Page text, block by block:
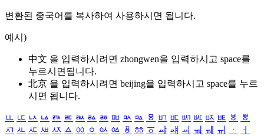
변환된 중국어를 복사하여 사용하시면 됩니다.
예시)
中文 을 입력하시려면 zhongwen을 입력하시고 space를
누르시면됩니다.
北京 을 입력하시려면 beijing을 입력하시고 space를 누르
시면 됩니다.
ㅥ ㅦ ㅧ ㅨ ㅩ ㅪ ㅫ ㅬ ㅭ ㅮ ㅯ ㅰ ㅱ ㅲ ㅳ ㅴ ㅵ ㅶ ㅷ ㅸ
ㅹ
ㅺ ㅻ ㅼ ㅽ ㅾ ㅿ ㆀ ㆁ ㆂ ㆃ ㆄ ㆅ ㆆ ㆇ ㆈ ㆉ ㆊ ㆋ ㆌ ㆍ
ㆎ